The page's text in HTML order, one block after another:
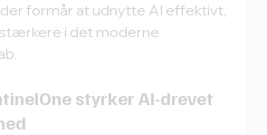
formår at udnytte AI effektivt,
i det moderne
styrker AI-drevet